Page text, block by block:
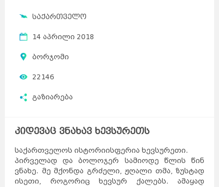
საქართველო
14 აპრილი 2018
ბორჯომი
22146
გაზიარება
კიდევაც ვნახავ ხევსურეთს
საქართველოს ისტორიისფერია ხევსურეთი.
პირველად და ბოლოჯერ სამიოდე წლის წინ
ვნახე. მე მქონდა გრძელი, ჟღალი თმა, ზუსტად
ისეთი, როგორიც ხევსურ ქალებს. ამაყად